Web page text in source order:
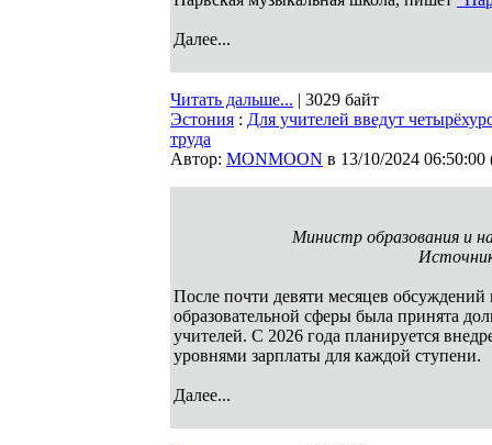
Далее...
Читать дальше... | 3029 байт
Эстония : Для учителей введут
труда
Автор: MONMOON в 13/10/2024 06:50:00
Министр образования и
После почти девяти месяцев
образовательной сферы была принята
учителей. С 2026 года планируется
уровнями зарплаты для каждой ступени.
Далее...